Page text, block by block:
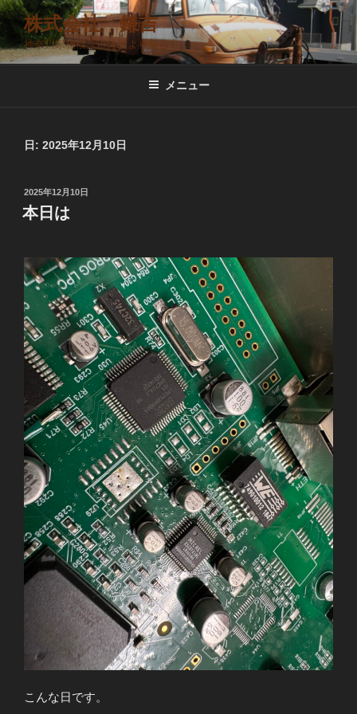
コ
ン
テ
ン
株式会社 鎌吉
神奈川県相模原市緑区より発信中
メニュー
日: 2025年12月10日
投
稿
日:
2025年12月10日
本日は
こんな日です。